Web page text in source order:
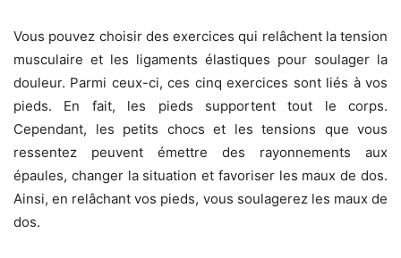
Vous pouvez choisir des exercices qui relâchent la tension
musculaire et les ligaments élastiques pour soulager la
douleur. Parmi ceux-ci, ces cinq exercices sont liés à vos
pieds. En fait, les pieds supportent tout le corps.
Cependant, les petits chocs et les tensions que vous
ressentez peuvent émettre des rayonnements aux
épaules, changer la situation et favoriser les maux de dos.
Ainsi, en relâchant vos pieds, vous soulagerez les maux de
dos.